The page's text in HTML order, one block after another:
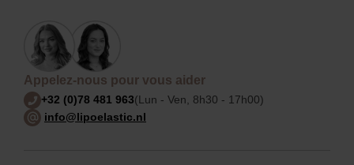
Appelez-nous pour vous aider
+32 (0)78 481 963(Lun - Ven, 8h30 - 17h00)
info@lipoelastic.nl